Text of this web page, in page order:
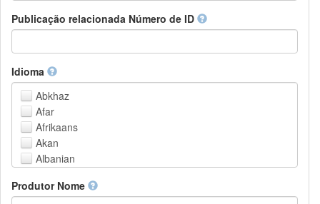
handle
issn
istc
lissn
lsid
pmid
purl
upc
url
urn
DASH-NRS
Publicação relacionada Número de ID
Idioma
Abkhaz
Afar
Afrikaans
Akan
Albanian
Arabic
Produtor Nome